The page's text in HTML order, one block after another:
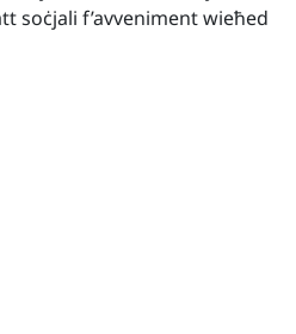
soċjali f’avveniment wieħed